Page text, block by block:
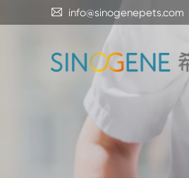
 info@sinogenepets.com